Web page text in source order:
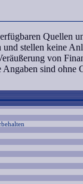
Quellen
stellen keine
von
sind ohne